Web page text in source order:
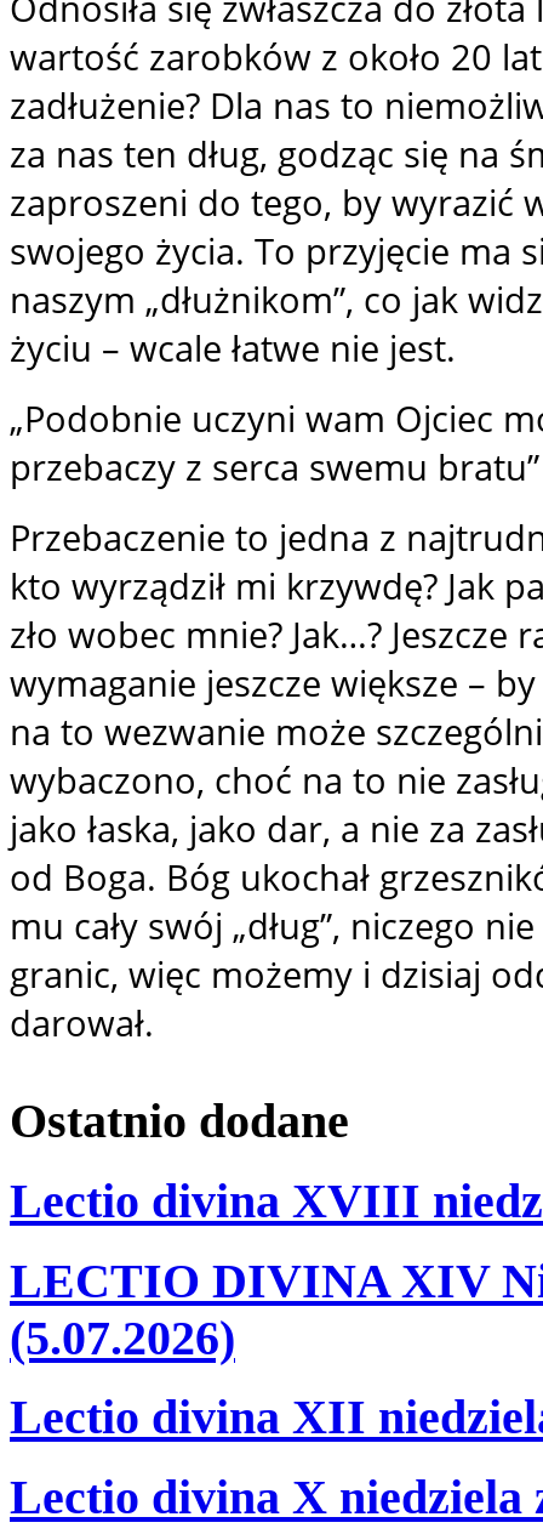
wartość zarobków z około 20
zadłużenie? Dla nas to
za nas ten dług, godząc się na
zaproszeni do tego, by wyrazić
swojego życia. To przyjęcie ma
naszym „dłużnikom”, co jak
życiu – wcale łatwe nie jest.
„Podobnie uczyni wam Ojciec
przebaczy z serca swemu bratu”
​Przebaczenie to jedna z
kto wyrządził mi krzywdę? Jak
zło wobec mnie? Jak…? Jeszcze
wymaganie jeszcze większe –
na to wezwanie może
wybaczono, choć na to nie
jako łaska, jako dar, a nie za
od Boga. Bóg ukochał
mu cały swój „dług”, niczego
granic, więc możemy i dzisiaj
darował.
Ostatnio dodane
Lectio divina XVIII
LECTIO DIVINA XIV
(5.07.2026)
Lectio divina XII
Lectio divina X niedziela